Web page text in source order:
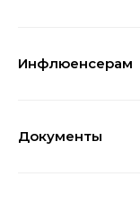
Инфлюенсерам
Документы